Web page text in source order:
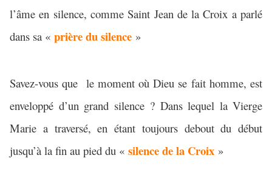
l’âme en silence, comme Saint Jean de la Croix a parlé
dans sa « prière du silence »
Savez-vous que le moment où Dieu se fait homme, est
enveloppé d’un grand silence ? Dans lequel la Vierge
Marie a traversé, en étant toujours debout du début
jusqu’à la fin au pied du « silence de la Croix »